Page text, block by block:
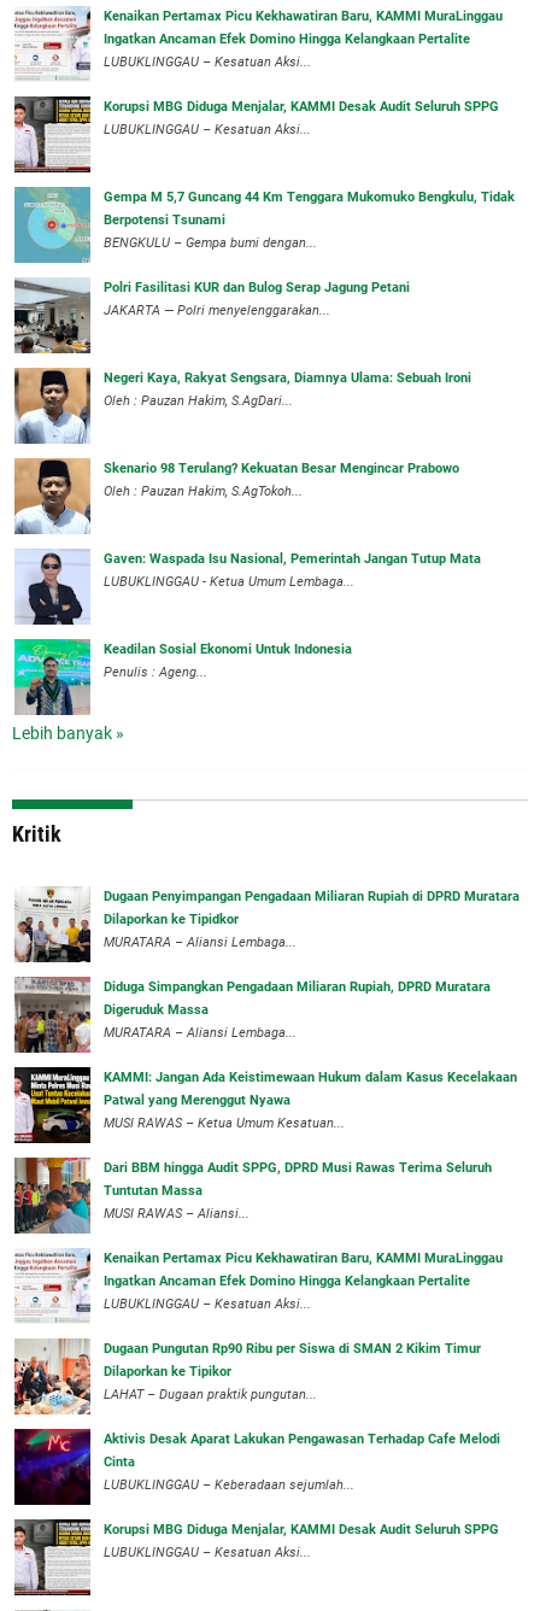
‎Kenaikan Pertamax Picu Kekhawatiran Baru, KAMMI MuraLinggau
Ingatkan Ancaman Efek Domino Hingga Kelangkaan Pertalite
‎LUBUKLINGGAU – Kesatuan Aksi...
Korupsi MBG Diduga Menjalar, KAMMI Desak Audit Seluruh SPPG
‎LUBUKLINGGAU – Kesatuan Aksi...
Gempa M 5,7 Guncang 44 Km Tenggara Mukomuko Bengkulu, Tidak
Berpotensi Tsunami
BENGKULU – Gempa bumi dengan...
Polri Fasilitasi KUR dan Bulog Serap Jagung Petani
JAKARTA — Polri menyelenggarakan...
Negeri Kaya, Rakyat Sengsara, Diamnya Ulama: Sebuah Ironi
Oleh : Pauzan Hakim, S.AgDari...
Skenario 98 Terulang? Kekuatan Besar Mengincar Prabowo
Oleh : Pauzan Hakim, S.AgTokoh...
Gaven: Waspada Isu Nasional, Pemerintah Jangan Tutup Mata
LUBUKLINGGAU - Ketua Umum Lembaga...
Keadilan Sosial Ekonomi Untuk Indonesia
Penulis : Ageng...
Lebih banyak »
Kritik
‎Dugaan Penyimpangan Pengadaan Miliaran Rupiah di DPRD Muratara
Dilaporkan ke Tipidkor
‎MURATARA – Aliansi Lembaga...
Diduga Simpangkan Pengadaan Miliaran Rupiah, DPRD Muratara
Digeruduk Massa
‎MURATARA – Aliansi Lembaga...
‎KAMMI: Jangan Ada Keistimewaan Hukum dalam Kasus Kecelakaan
Patwal yang Merenggut Nyawa
‎MUSI RAWAS – Ketua Umum Kesatuan...
Dari BBM hingga Audit SPPG, DPRD Musi Rawas Terima Seluruh
Tuntutan Massa
MUSI RAWAS – Aliansi...
‎Kenaikan Pertamax Picu Kekhawatiran Baru, KAMMI MuraLinggau
Ingatkan Ancaman Efek Domino Hingga Kelangkaan Pertalite
‎LUBUKLINGGAU – Kesatuan Aksi...
Dugaan Pungutan Rp90 Ribu per Siswa di SMAN 2 Kikim Timur
Dilaporkan ke Tipikor
LAHAT – Dugaan praktik pungutan...
Aktivis Desak Aparat Lakukan Pengawasan Terhadap Cafe Melodi
Cinta
LUBUKLINGGAU – Keberadaan sejumlah...
Korupsi MBG Diduga Menjalar, KAMMI Desak Audit Seluruh SPPG
‎LUBUKLINGGAU – Kesatuan Aksi...